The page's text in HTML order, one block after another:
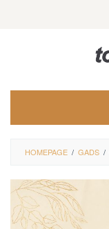
HOMEPAGE / GADS /